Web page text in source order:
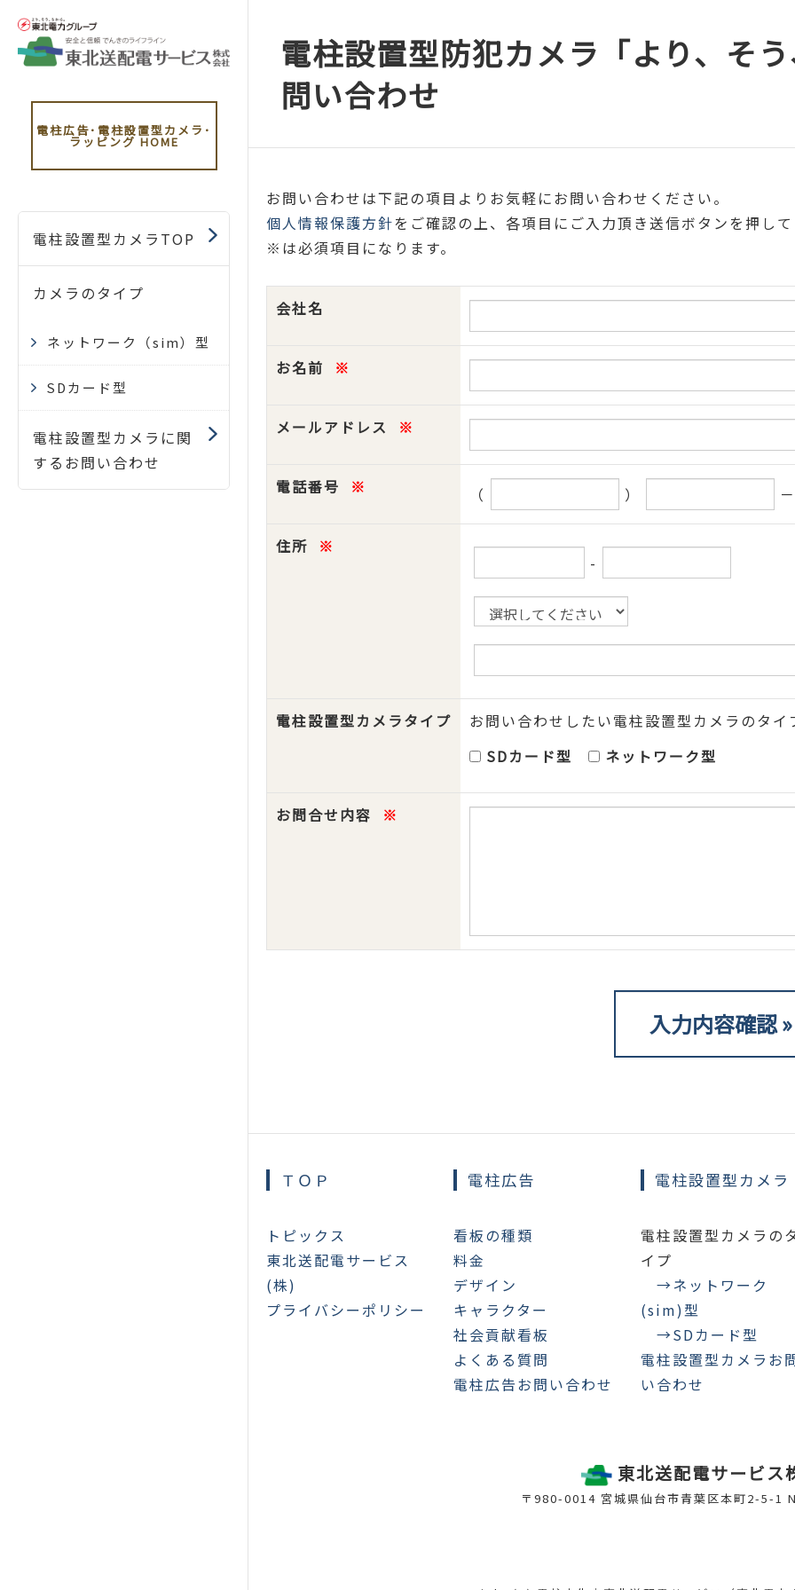
電柱広告･電柱設置型カメラ･
ラッピングHOME
電柱設置型カメラTOP
カメラのタイプ
ネットワーク（sim）型
SDカード型
電柱設置型カメラに関
するお問い合わせ
電柱設置型防犯カメラ「より、そ
問い合わせ
お問い合わせは下記の項目よりお気軽にお問い合わせください。
個人情報保護方針をご確認の上、各項目にご入力頂き送信ボタンを押して
※は必須項目になります。
会社名
お名前 ※
メールアドレス ※
電話番号 ※ （ ） －
住所 ※
-
電柱設置型カメラタイプ
お問い合わせしたい電柱設置型カメラのタイ
SDカード型
ネットワーク型
お問合せ内容 ※
ＴＯＰ
トピックス
東北送配電サービス
(株)
プライバシーポリシー
電柱広告
看板の種類
料金
デザイン
キャラクター
社会貢献看板
よくある質問
電柱広告お問い合わせ
電柱設置型カメラ
電柱設置型カメラの
イプ
→ネットワーク
(sim)型
→SDカード型
電柱設置型カメラお
い合わせ
東北送配電サービス
〒980-0014 宮城県仙台市青葉区本町2-5-1